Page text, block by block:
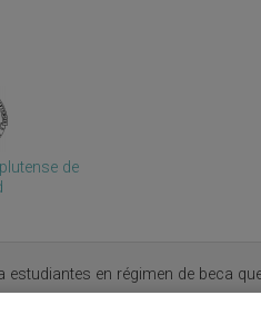
de
en régimen de beca